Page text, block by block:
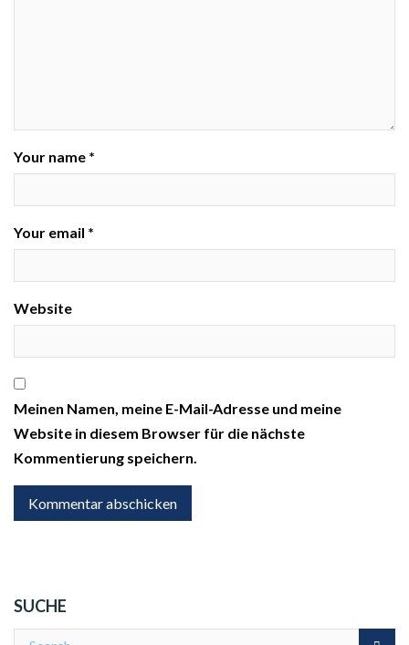
Your name *
Your email *
Website
Meinen Namen, meine E-Mail-Adresse und meine
Website in diesem Browser für die nächste
Kommentierung speichern.
SUCHE